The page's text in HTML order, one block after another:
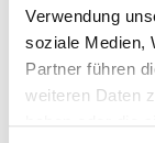
Verwendung
soziale Medien,
Partner führen
weiteren Daten